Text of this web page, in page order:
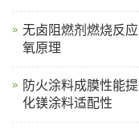
无卤阻燃剂燃烧反
氧原理
防火涂料成膜性能
化镁涂料适配性